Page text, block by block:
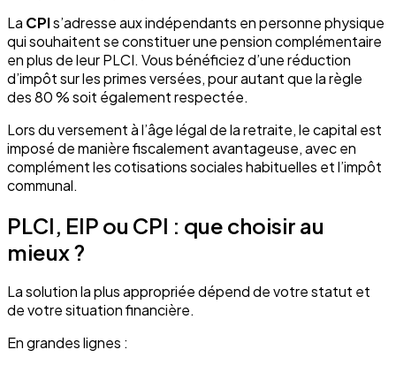
La CPIs’adresse aux indépendants en personne physique
qui souhaitent se constituer une pension complémentaire
en plus de leur PLCI. Vous bénéficiez d’une réduction
d’impôt sur les primes versées, pour autant que la règle
des 80 % soit également respectée.
Lors du versement à l’âge légal de la retraite, le capital est
imposé de manière fiscalement avantageuse, avec en
complément les cotisations sociales habituelles et l’impôt
communal.
PLCI, EIP ou CPI : que choisir au
mieux ?
La solution la plus appropriée dépend de votre statut et
de votre situation financière.
En grandes lignes :